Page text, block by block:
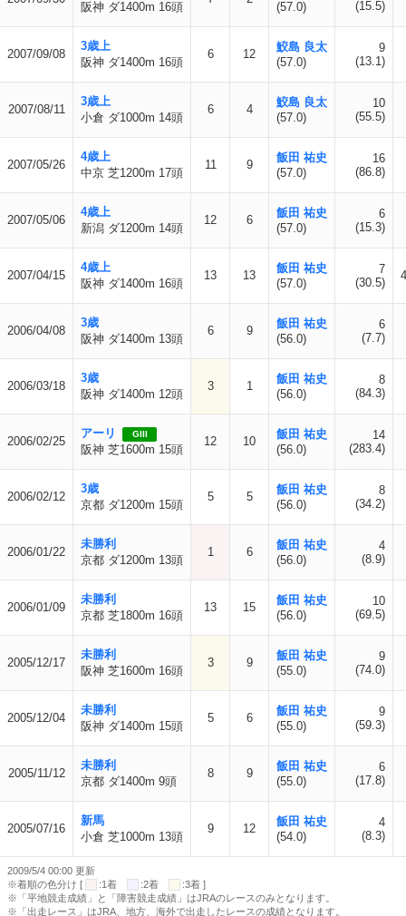
阪神 ダ1400m 16頭 (57.0) (15.5)
2007/09/08
3歳上
阪神 ダ1400m 16頭
6 12
鮫島 良太
(57.0)
9
(13.1)
2007/08/11
3歳上
小倉 ダ1000m 14頭
6 4
鮫島 良太
(57.0)
10
(55.5)
2007/05/26
4歳上
中京 芝1200m 17頭
11 9
飯田 祐史
(57.0)
16
(86.8)
2007/05/06
4歳上
新潟 ダ1200m 14頭
12 6
飯田 祐史
(57.0)
6
(15.3)
2007/04/15
4歳上
阪神 ダ1400m 16頭
13 13
飯田 祐史
(57.0)
7
(30.5)
2006/04/08
3歳
阪神 ダ1400m 13頭
6 9
飯田 祐史
(56.0)
6
(7.7)
2006/03/18
3歳
阪神 ダ1400m 12頭
3 1
飯田 祐史
(56.0)
8
(84.3)
2006/02/25
アーリ GIII
阪神 芝1600m 15頭
12 10
飯田 祐史
(56.0)
14
(283.4)
2006/02/12
3歳
京都 ダ1200m 15頭
5 5
飯田 祐史
(56.0)
8
(34.2)
2006/01/22
未勝利
京都 ダ1200m 13頭
1 6
飯田 祐史
(56.0)
4
(8.9)
2006/01/09
未勝利
京都 芝1800m 16頭
13 15
飯田 祐史
(56.0)
10
(69.5)
2005/12/17
未勝利
阪神 芝1600m 16頭
3 9
飯田 祐史
(55.0)
9
(74.0)
2005/12/04
未勝利
阪神 ダ1400m 15頭
5 6
飯田 祐史
(55.0)
9
(59.3)
2005/11/12
未勝利
京都 ダ1400m 9頭
8 9
飯田 祐史
(55.0)
6
(17.8)
2005/07/16
新馬
小倉 芝1000m 13頭
9 12
飯田 祐史
(54.0)
4
(8.3)
2009/5/4 00:00 更新
※着順の色分け [
:1着 :2着
:3着 ]
※「平地競走成績」と「障害競走成績」はJRAのレースのみとなります。
※「出走レース」はJRA、地方、海外で出走したレースの成績となります。